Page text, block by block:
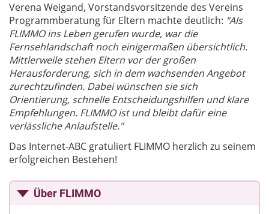
Verena Weigand, Vorstandsvorsitzende des Vereins
Programmberatung für Eltern machte deutlich: "Als
FLIMMO ins Leben gerufen wurde, war die
Fernsehlandschaft noch einigermaßen übersichtlich.
Mittlerweile stehen Eltern vor der großen
Herausforderung, sich in dem wachsenden Angebot
zurechtzufinden. Dabei wünschen sie sich
Orientierung, schnelle Entscheidungshilfen und klare
Empfehlungen. FLIMMO ist und bleibt dafür eine
verlässliche Anlaufstelle."
Das Internet-ABC gratuliert FLIMMO herzlich zu seinem
erfolgreichen Bestehen!
Über FLIMMO